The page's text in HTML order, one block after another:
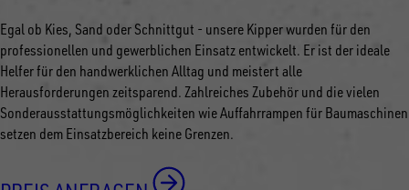
Egal ob Kies, Sand oder Schnittgut - unsere Kipper wurden für den
professionellen und gewerblichen Einsatz entwickelt. Er ist der ideale
Helfer für den handwerklichen Alltag und meistert alle
Herausforderungen zeitsparend. Zahlreiches Zubehör und die vielen
Sonderausstattungsmöglichkeiten wie Auffahrrampen für Baumaschinen
setzen dem Einsatzbereich keine Grenzen.